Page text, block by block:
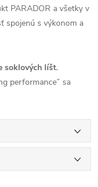
PARADOR a všetky v
spojenú s výkonom a
soklových líšt.
performance” sa